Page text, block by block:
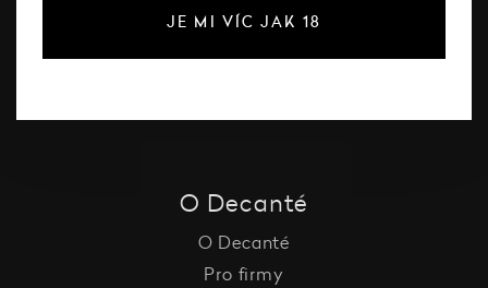
Šumivé víno
Vína Decanté Wines
O Decanté
O Decanté
Pro firmy
JE MI VÍC JAK 18